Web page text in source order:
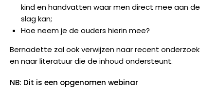
kind en handvatten waar men direct mee aan de
slag kan;
Hoe neem je de ouders hierin mee?
Bernadette zalook verwijzen naar recent onderzoek
en naar literatuur die de inhoud ondersteunt.
NB: Dit is een opgenomen webinar